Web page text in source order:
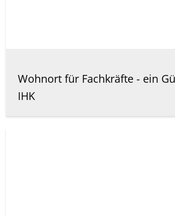
Wohnort für Fachkräfte - ein
IHK